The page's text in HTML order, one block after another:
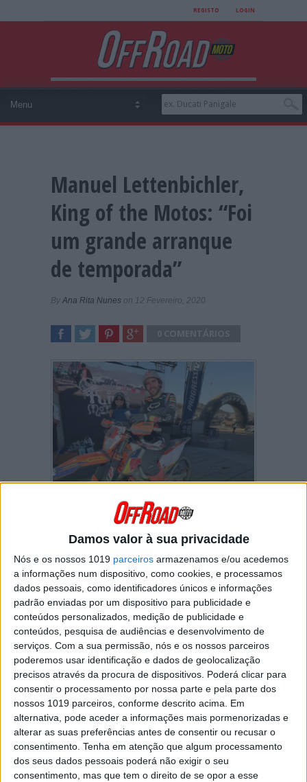
Damos valor à sua privacidade
Nós e os nossos 1019 parceiros armazenamos e/ou acedemos
a informações num dispositivo, como cookies, e processamos
dados pessoais, como identificadores únicos e informações
padrão enviadas por um dispositivo para publicidade e
conteúdos personalizados, medição de publicidade e
conteúdos, pesquisa de audiências e desenvolvimento de
serviços. Com a sua permissão, nós e os nossos parceiros
poderemos usar identificação e dados de geolocalização
precisos através da procura de dispositivos. Poderá clicar para
consentir o processamento por nossa parte e pela parte dos
nossos 1019 parceiros, conforme descrito acima. Em
alternativa, pode aceder a informações mais pormenorizadas e
alterar as suas preferências antes de consentir ou recusar o
consentimento. Tenha em atenção que algum processamento
dos seus dados pessoais poderá não exigir o seu
consentimento, mas que tem o direito de se opor a esse
REGISTO LOGIN
Manuel Lettenbichler,
King of the Motos: “Foi
um grande arranque
de temporada”
By Ana Rita Nunes on 12 Fevereiro, 2020
O piloto da Red Bull KTM Factory Racing foi
terceiro na primeira ronda do AMA Extreme
Off-Road West Series 2020 em Johnson Valley,
Califórnia. Lettenbichler começou a sua
temporada no deserto californiano, naquela
que foi a sua primeira participação na prova.
Nesta competição, onde os pilotos devem
confiar no GPS para se orientarem, o
Campeão Mundial de Enduro da WESS lutou
pela vitória durante as três voltas da corrida.
Depois de uma boa qualificação, o alemão
conquistou o holeshot, chegando ao topo da
primeira subida em rocha do evento, à frente
de pilotos mais experientes como Cody Webb,
Trystan Hart e Colton Haaker. Com o quarteto
líder a completar grande parte da primeira
volta em conjunto, Lettenbichler assumiu a
liderança na segunda volta, juntamente com
Webb.